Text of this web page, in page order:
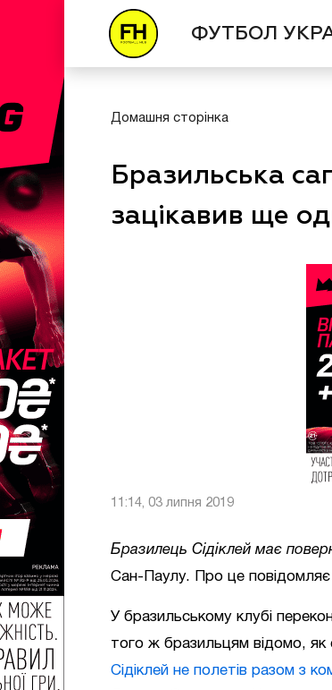
ФУТБОЛ
Домашня сторінка
Бразильська
зацікавив ще
11:14, 03 липня 2019
Бразилець Сідіклей має
Сан-Паулу. Про це
У бразильському клубі
того ж бразильцям відомо,
Сідіклей не полетів разом з